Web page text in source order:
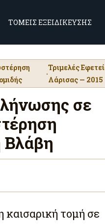
ΤΟΜΕΙΣ ΕΞΕΙΔΙΚΕΥΣΗΣ
·
Τριμελές
Λάρισας — 2015
σε
Βλάβη
τομή σε